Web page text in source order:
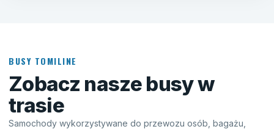
BUSY TOMILINE
Zobacz nasze busy w
trasie
Samochody wykorzystywane do przewozu osób, bagażu,